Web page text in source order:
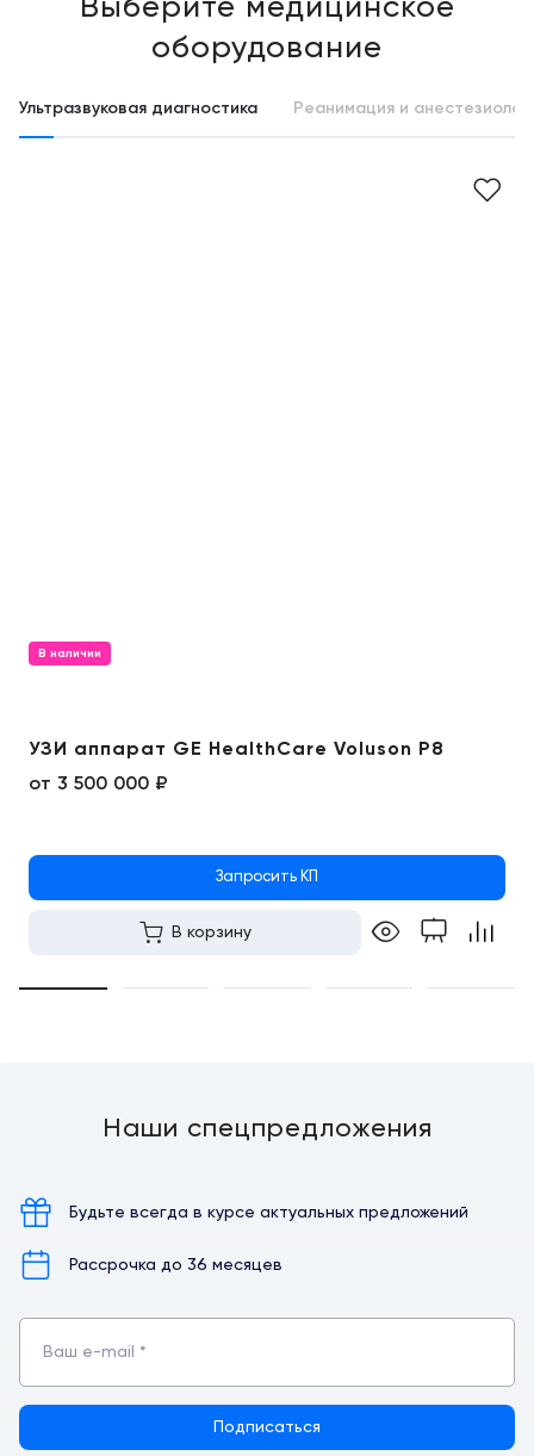
Выберите медицинское
оборудование
Ультразвуковая диагностика Реанимация и
В наличии
УЗИ аппарат GE HealthCare Voluson P8
от 3 500 000 ₽
Запросить КП
В корзину
Наши спецпредложения
Будьте всегда в курсе актуальных предложений
Рассрочка до 36 месяцев
Ваш e-mail *
Подписаться